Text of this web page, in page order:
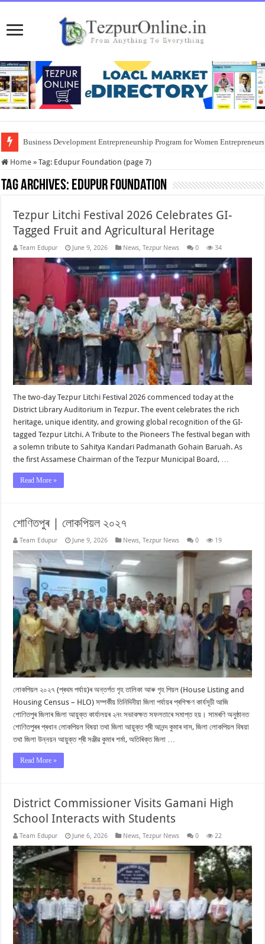
Business Development Entrepreneurship Program for Women
Home » Tag: Edupur Foundation (page 7)
Tag Archives: Edupur Foundation
Tezpur Litchi Festival 2026 Celebrates GI-
Tagged Fruit and Agricultural Heritage
Team Edupur June 9, 2026 News,Tezpur News 0 34
The two-day Tezpur Litchi Festival 2026 commenced today at the
District Library Auditorium in Tezpur. The event celebrates the rich
heritage, unique identity, and growing global recognition of the GI-
tagged Tezpur Litchi. A Tribute to the Pioneers The festival began with
a solemn tribute to Sahitya Kandari Padmanath Gohain Baruah. As
the first Assamese Chairman of the Tezpur Municipal Board, …
Read More »
শোণিতপুৰ | লোকপিয়ল ২০২৭
Team Edupur June 9, 2026 News,Tezpur News 0 19
লোকপিয়ল ২০২৭ (প্ৰথম পৰ্যায়)ৰ অন্তৰ্গত গৃহ তালিকা আৰু গৃহ পিয়ল (House Listing and
Housing Census – HLO) সম্পৰ্কীয় তিনিদিনীয়া জিলা পৰ্যায়ৰ প্ৰশিক্ষণ কাৰ্যসূচী আজি
শোণিতপুৰ জিলাৰ জিলা আয়ুক্ত কাৰ্যালয়ৰ ২নং সভাকক্ষত সফলতাৰে সমাপ্ত হয়। সামৰণি অনুষ্ঠানত
শোণিতপুৰৰ প্ৰধান লোকপিয়ল বিষয়া তথা জিলা আয়ুক্ত শ্ৰী আনন্দ কুমাৰ দাস, জিলা লোকপিয়ল বিষয়া
তথা জিলা উন্নয়ন আয়ুক্ত শ্ৰী সঞ্জীৱ কুমাৰ শৰ্মা, অতিৰিক্ত জিলা …
Read More »
District Commissioner Visits Gamani High
School Interacts with Students
Team Edupur June 6, 2026 News,Tezpur News 0 22